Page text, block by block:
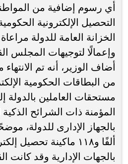
أي رسوم إضافية من
التحصيل الإلكترونية
الخزانة العامة للدولة
وإعمالًا لتوجيهات المجلس
من البطاقات الحكومية
مستحقات العاملين
المؤمنة ذات الشرائح الذكية
بالجهات الإدارية وقد كانت